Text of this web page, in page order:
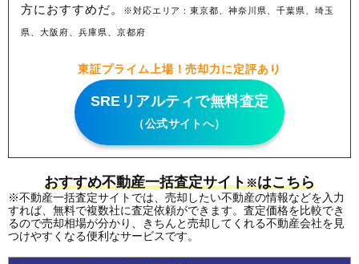
方におすすめだ。
※対応エリア：東京都、神奈川県、千葉県、埼玉
県、大阪府、兵庫県、京都府
東証プライム上場！売却力に定評あり
SREリアルティで無料査定
（公式サイトへ）
おすすめ不動産一括査定サイト※はこちら
※不動産一括査定サイトでは、売却したい不動産の情報などを入力
すれば、無料で複数社に査定依頼ができます。査定価格を比較でき
るので売却相場が分かり、きちんと売却してくれる不動産会社を見
つけやすくなる便利なサービスです。